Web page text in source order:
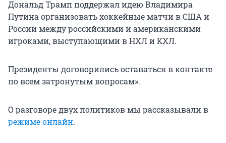
Дональд Трамп поддержал идею Владимира
Путина организовать хоккейные матчи в США и
России между российскими и американскими
игроками, выступающими в НХЛ и КХЛ.
Президенты договорились оставаться в контакте
по всем затронутым вопросам».
О разговоре двух политиков мы рассказывали в
режиме онлайн.